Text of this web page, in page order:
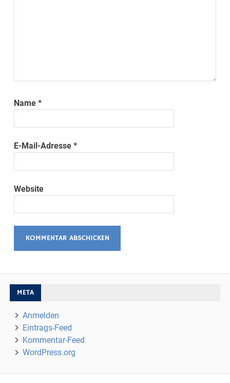
Name*
E-Mail-Adresse*
Website
META
Anmelden
Eintrags-Feed
Kommentar-Feed
WordPress.org